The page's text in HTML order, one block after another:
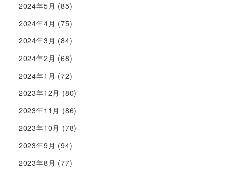
2024年5月 (85)
2024年4月 (75)
2024年3月 (84)
2024年2月 (68)
2024年1月 (72)
2023年12月 (80)
2023年11月 (86)
2023年10月 (78)
2023年9月 (94)
2023年8月 (77)